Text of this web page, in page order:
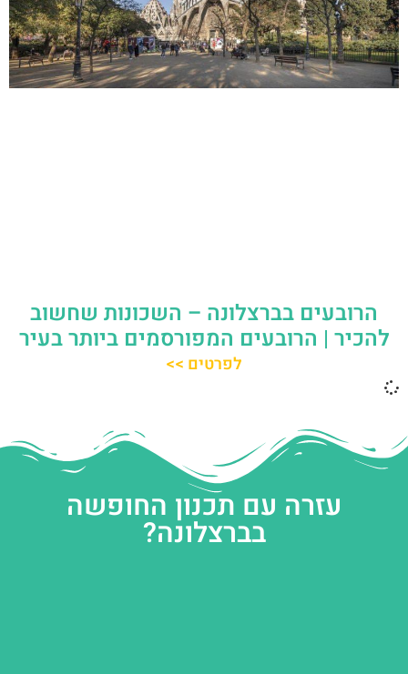
הרובעים בברצלונה – השכונות שחשוב
להכיר | הרובעים המפורסמים ביותר בעיר
לפרטים >>
עזרה עם תכנון החופשה
בברצלונה?